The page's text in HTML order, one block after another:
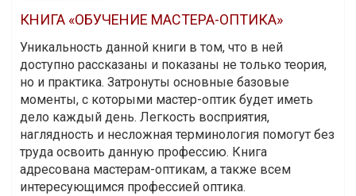
КНИГА «ОБУЧЕНИЕ МАСТЕРА-ОПТИКА»
Уникальность данной книги в том, что в ней
доступно рассказаны и показаны не только теория,
но и практика. Затронуты основные базовые
моменты, с которыми мастер-оптик будет иметь
дело каждый день. Легкость восприятия,
наглядность и несложная терминология помогут без
труда освоить данную профессию. Книга
адресована мастерам-оптикам, а также всем
интересующимся профессией оптика.